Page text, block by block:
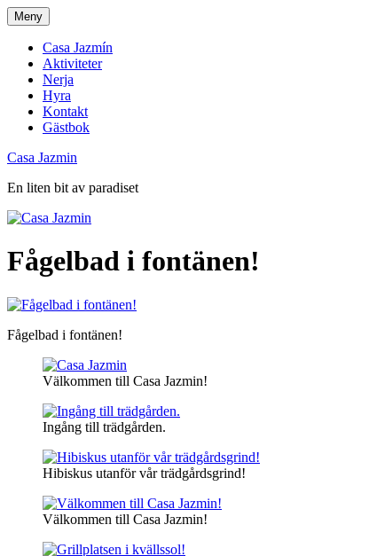
Skip
to
content
Meny
Casa Jazmín
Aktiviteter
Nerja
Hyra
Kontakt
Gästbok
Casa Jazmin
En liten bit av paradiset
Fågelbad i fontänen!
Fågelbad i fontänen!
Välkommen till Casa Jazmin!
Ingång till trädgården.
Hibiskus utanför vår trädgårdsgrind!
Välkommen till Casa Jazmin!